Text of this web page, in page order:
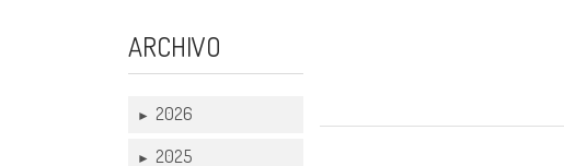
ARCHIVO
► 2026
► 2025